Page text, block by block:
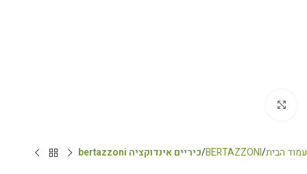
עמוד הבית BERTAZZONI כיריים אינדוקציה bertazzoni